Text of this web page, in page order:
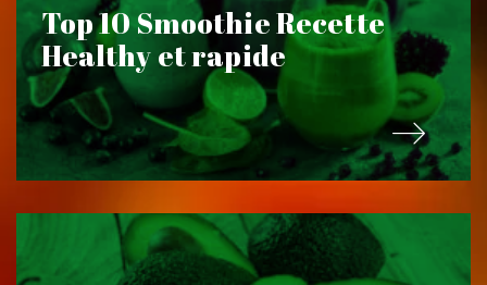
Top 10 Smoothie Recette
Healthy et rapide